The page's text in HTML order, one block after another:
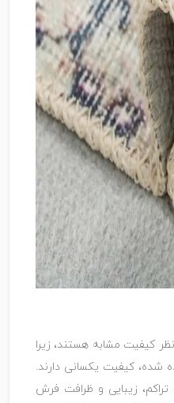
و 1200 شانه از نظر کیفیت مشابه هستند، زیرا
شده، کیفیت یکسانی دارند.
تراکم، زیبایی و ظرافت فرش